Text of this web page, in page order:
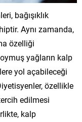
bağışıklık
Aynı zamanda,
özelliği
yağların kalp
yol açabileceği
özellikle
edilmesi
kalp